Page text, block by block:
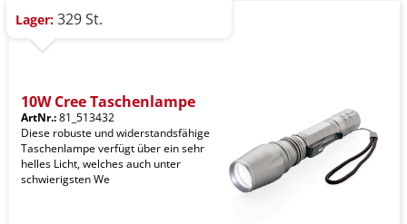
Lager: 329 St.
10W Cree Taschenlampe
ArtNr.:81_513432
Diese robuste und widerstandsfähige
Taschenlampe verfügt über ein sehr
helles Licht, welches auch unter
schwierigsten We